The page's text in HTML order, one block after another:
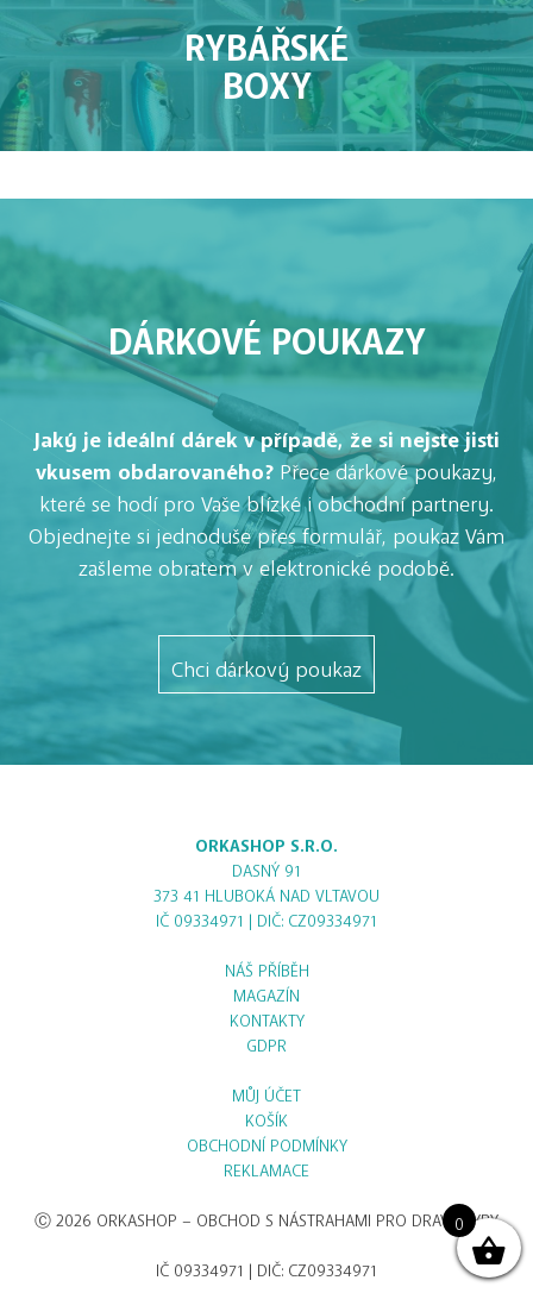
RYBÁŘSKÉ
BOXY
DÁRKOVÉ POUKAZY
Jaký je ideální dárek v případě, že si nejste jisti
vkusem obdarovaného? Přece dárkové poukazy,
které se hodí pro Vaše blízké i obchodní partnery.
Objednejte si jednoduše přes formulář, poukaz Vám
zašleme obratem v elektronické podobě.
Chci dárkový poukaz
ORKASHOP S.R.O.
DASNÝ 91
373 41 HLUBOKÁ NAD VLTAVOU
IČ 09334971 | DIČ: CZ09334971
NÁŠ PŘÍBĚH
MAGAZÍN
KONTAKTY
GDPR
MŮJ ÚČET
KOŠÍK
OBCHODNÍ PODMÍNKY
REKLAMACE
Ⓒ 2026 ORKASHOP – OBCHOD S NÁSTRAHAMI PRO DRAVÉ RYBY
IČ 09334971 | DIČ: CZ09334971
0